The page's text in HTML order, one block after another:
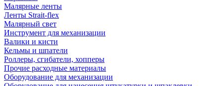
Малярные ленты
Ленты Strait-flex
Малярный свет
Инструмент для механизации
Валики и кисти
Кельмы и шпатели
Роллеры, сгибатели, хопперы
Прочие расходные материалы
Оборудование для механизации